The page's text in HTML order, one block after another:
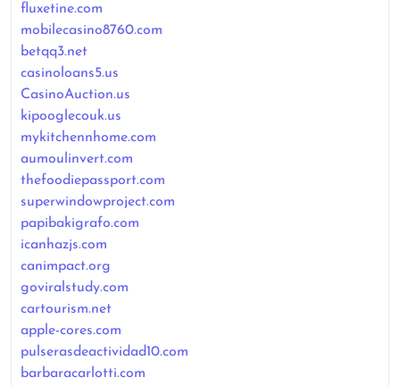
fluxetine.com
mobilecasino8760.com
betqq3.net
casinoloans5.us
CasinoAuction.us
kipooglecouk.us
mykitchennhome.com
aumoulinvert.com
thefoodiepassport.com
superwindowproject.com
papibakigrafo.com
icanhazjs.com
canimpact.org
goviralstudy.com
cartourism.net
apple-cores.com
pulserasdeactividad10.com
barbaracarlotti.com